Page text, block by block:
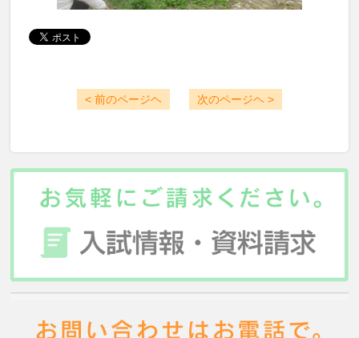
< 前のページヘ 次のページヘ >